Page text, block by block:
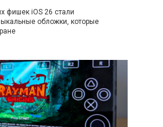
фишек iOS 26 стали
обложки, которые